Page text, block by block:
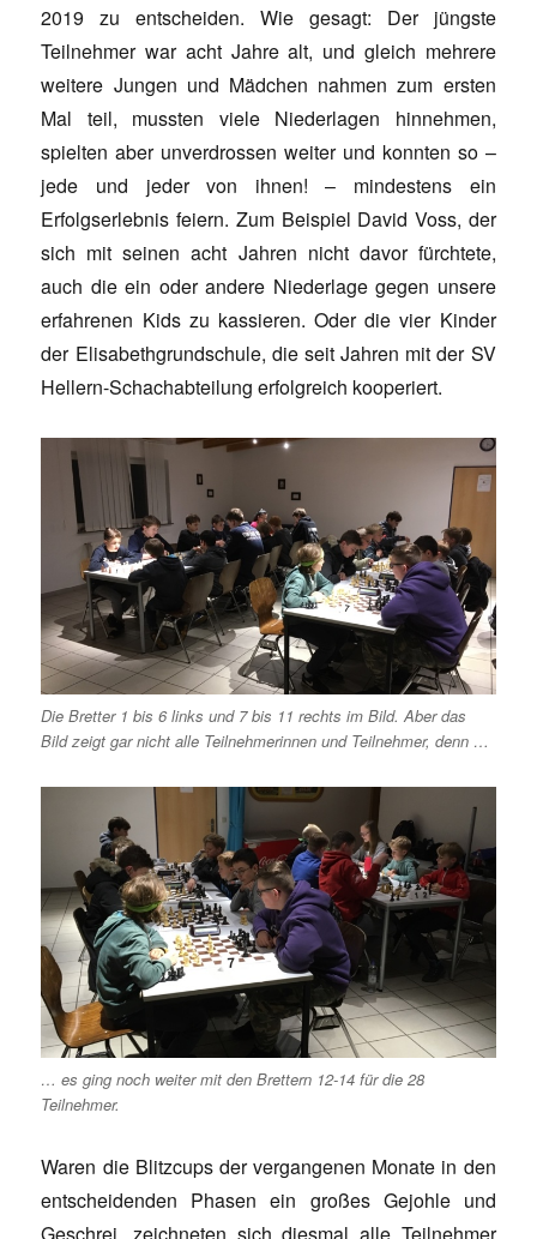
2019 zu entscheiden. Wie gesagt: Der jüngste
Teilnehmer war acht Jahre alt, und gleich mehrere
weitere Jungen und Mädchen nahmen zum ersten
Mal teil, mussten viele Niederlagen hinnehmen,
spielten aber unverdrossen weiter und konnten so –
jede und jeder von ihnen! – mindestens ein
Erfolgserlebnis feiern. Zum Beispiel David Voss, der
sich mit seinen acht Jahren nicht davor fürchtete,
auch die ein oder andere Niederlage gegen unsere
erfahrenen Kids zu kassieren. Oder die vier Kinder
der Elisabethgrundschule, die seit Jahren mit der SV
Hellern-Schachabteilung erfolgreich kooperiert.
Die Bretter 1 bis 6 links und 7 bis 11 rechts im Bild. Aber das
Bild zeigt gar nicht alle Teilnehmerinnen und Teilnehmer, denn …
… es ging noch weiter mit den Brettern 12-14 für die 28
Teilnehmer.
Waren die Blitzcups der vergangenen Monate in den
entscheidenden Phasen ein großes Gejohle und
Geschrei, zeichneten sich diesmal alle Teilnehmer